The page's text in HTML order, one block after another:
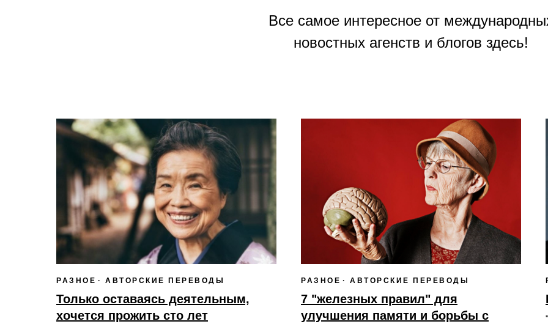
Все самое интересное от
новостных агенств и блогов здесь!
РАЗНОЕ АВТОРСКИЕ ПЕРЕВОДЫ
Только оставаясь деятельным,
хочется прожить сто лет
РАЗНОЕ АВТОРСКИЕ ПЕРЕВОДЫ
7 "железных правил" для
улучшения памяти и борьбы с